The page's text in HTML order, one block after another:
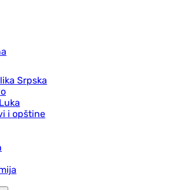
Srpska
i opštine